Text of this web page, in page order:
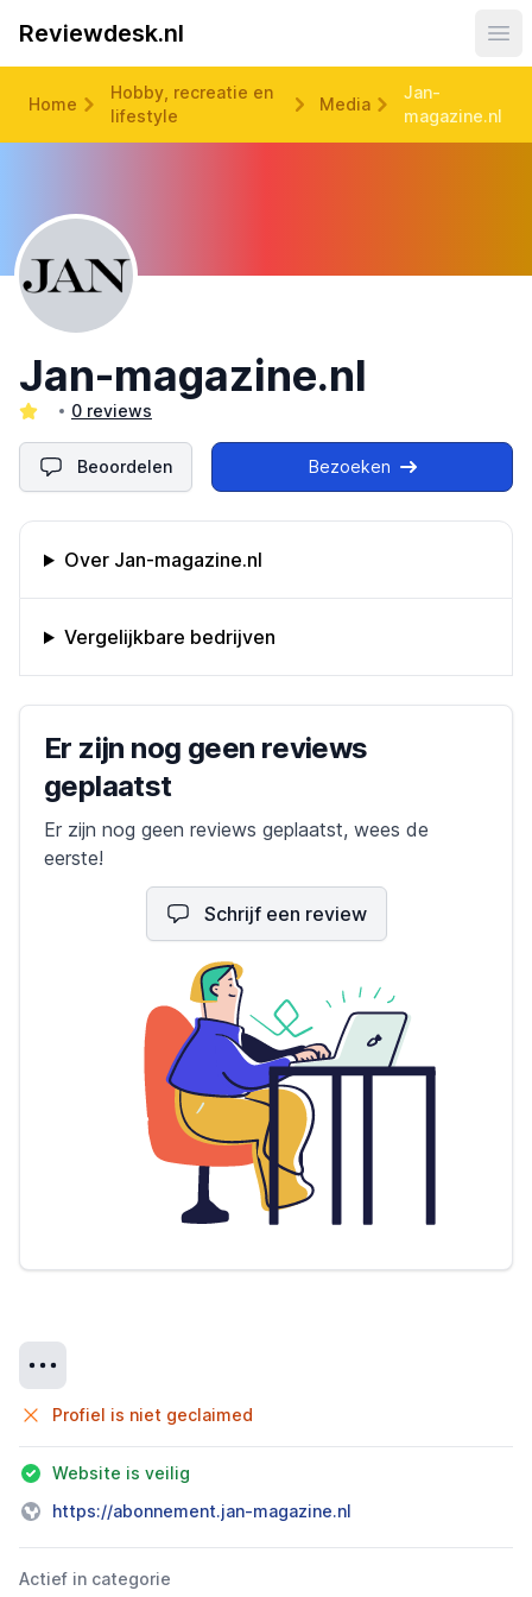
Reviewdesk.nl
Home
Hobby, recreatie en
lifestyle
Media
Jan-
magazine.nl
Jan-magazine.nl
0 reviews
Beoordelen Bezoeken
Omschrijving bedrijf
Over Jan-magazine.nl
Vergelijkbare bedrijven
Bedrijfs reviews
Er zijn nog geen reviews
geplaatst
Er zijn nog geen reviews geplaatst, wees de
eerste!
Schrijf een review
Profiel is niet geclaimed
Website is veilig
https://abonnement.jan-magazine.nl
Actief in categorie